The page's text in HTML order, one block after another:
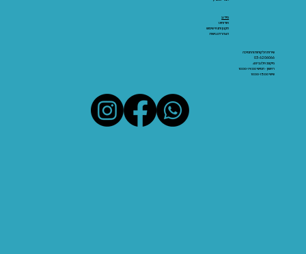
שירות הלקוחות והתמיכה
03-6206066
מיקום: אלנבי 43
ראשון - חמישי 10:00-19:00
שישי 10:00-15:00
מידע:
אודותינו
תקנון ותנאי שימוש
הצהרת נגישות